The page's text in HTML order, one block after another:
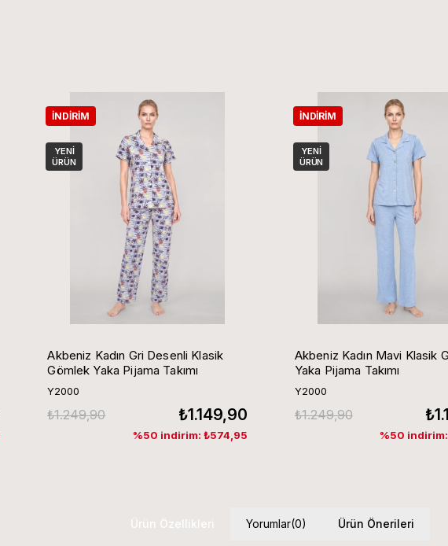
Akbeniz Kadın Gri Desenli Klasik
Gömlek Yaka Pijama Takımı
Y2000
₺1.149,90
₺1.249,90
%50 indirim: ₺574,95
İNDIRIM
YENI
ÜRÜN
Akbeniz Kadın Mavi Klasik
Yaka Pijama Takımı
Y2000
₺1.249,90
%50
İNDIRIM
YENI
ÜRÜN
Ürün Özellikleri Yorumlar(0) Ürün Önerileri